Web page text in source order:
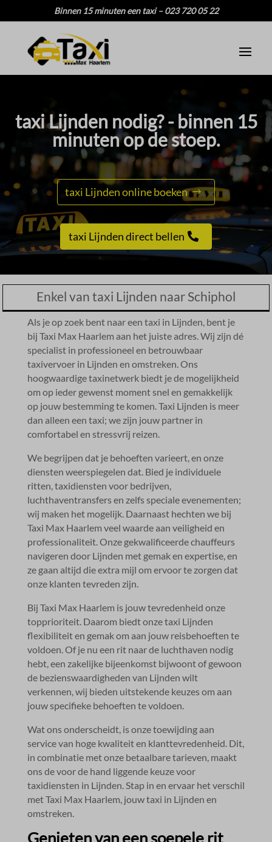
Binnen 15 minuten een taxi – 023 720 05 22
taxi Lijnden nodig? - binnen 15
minuten op de stoep.
taxi Lijnden online boeken
taxi Lijnden direct bellen
Enkel van taxi Lijnden naar Schiphol
Als je op zoek bent naar een taxi in Lijnden, bent je
bij Taxi Max Haarlem aan het juiste adres.​ Wij zijn dé
specialist in professioneel en betrouwbaar
taxivervoer in Lijnden en omstreken.​ Ons
hoogwaardige taxinetwerk biedt je de mogelijkheid
om op ieder gewenst moment snel en gemakkelijk
op jouw bestemming te komen.​ Taxi Lijnden is meer
dan alleen een taxi; we zijn jouw partner in
comfortabel en stressvrij reizen.​
We begrijpen dat je behoeften varieert, en onze
diensten weerspiegelen dat.​ Bied je individuele
ritten, taxidiensten voor bedrijven,
luchthaventransfers en zelfs speciale evenementen;
wij maken het mogelijk.​ Daarnaast hechten we bij
Taxi Max Haarlem veel waarde aan veiligheid en
professionaliteit.​ Onze gekwalificeerde chauffeurs
navigeren door Lijnden met gemak en expertise, en
ze gaan altijd die extra mijl om ervoor te zorgen dat
onze klanten tevreden zijn.​
Bij Taxi Max Haarlem is jouw tevredenheid onze
topprioriteit.​ Daarom biedt onze taxi Lijnden
flexibiliteit en gemak om aan jouw reisbehoeften te
voldoen.​ Of je nu een rit naar de luchthaven nodig
hebt, een zakelijke bijeenkomst bijwoont of gewoon
de bezienswaardigheden van Lijnden wilt
verkennen, wij bieden uitstekende keuzes om aan
jouw specifieke behoeften te voldoen.​
Wat ons onderscheidt, is onze toewijding aan
service van hoge kwaliteit en klanttevredenheid.​ Dit,
in combinatie met onze betaalbare tarieven, maakt
ons de voor de hand liggende keuze voor
taxidiensten in Lijnden.​ Stap in en ervaar het verschil
met Taxi Max Haarlem, jouw taxi in Lijnden en
omstreken.​
Genieten van een soepele rit